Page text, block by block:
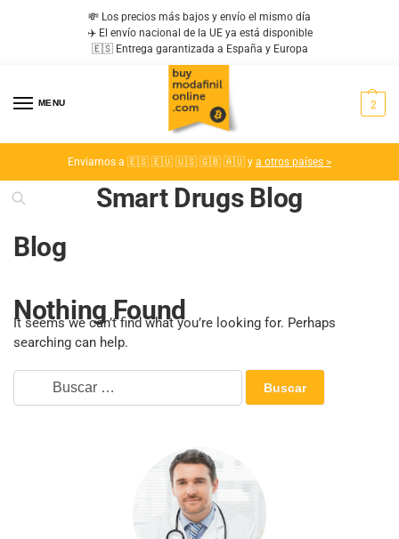
💸 Los precios más bajos y envío el mismo día
✈️ El envío nacional de la UE ya está disponible
🇪🇸 Entrega garantizada a España y Europa
MENU 2
Enviamos a 🇪🇸 🇪🇺 🇺🇸 🇬🇧 🇦🇺 y a otros países >
Smart Drugs Blog
Blog
Nothing Found
It seems we can’t find what you’re looking for. Perhaps
searching can help.